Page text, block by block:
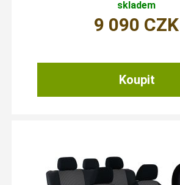
skladem
9 090 CZK